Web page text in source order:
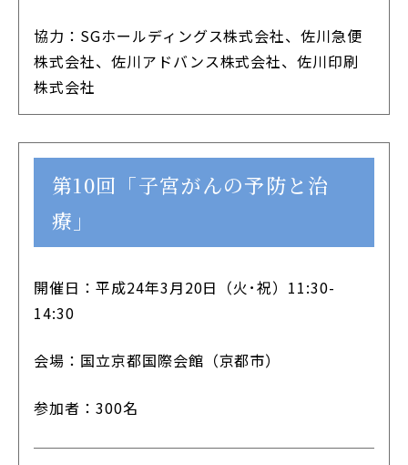
協力：SGホールディングス株式会社、佐川急便
株式会社、佐川アドバンス株式会社、佐川印刷
株式会社
第10回「子宮がんの予防と治
療」
開催日：平成24年3月20日（火･祝）11:30-
14:30
会場：国立京都国際会館（京都市）
参加者：300名